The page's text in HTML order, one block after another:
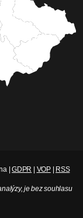
|GDPR VOP| RSS
je bez souhlasu